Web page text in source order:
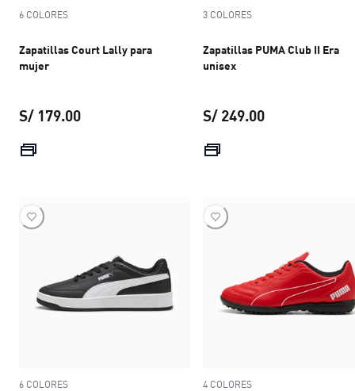
6 COLORES
Zapatillas Court Lally para
mujer
S/ 179.00
precio actual S/ 179.00
3 COLORES
Zapatillas PUMA Club II Era
unisex
S/ 249.00
6 COLORES 4 COLORES